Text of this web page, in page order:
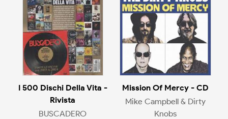
I 500 Dischi Della Vita -
Rivista
BUSCADERO
Mission Of Mercy - CD
Mike Campbell & Dirty
Knobs